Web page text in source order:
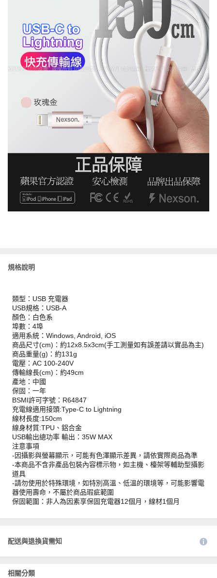
規格說明
類型：USB 充電器
USB規格：USB-A
顏色：白色系
埠數：4埠
適用系統：Windows, Android, iOS
商品尺寸(cm)：約12x8.5x3cm(手工測量如有誤差請以實品為主)
商品重量(g)：約131g
電壓：AC 100-240V
傳輸線長(cm)：約49cm
產地：中國
保固：一年
BSMI許可字號：R64847
充電線適用接頭:Type-C to Lightning
線材長度:150cm
線身材質:TPU、鋁合金
USB輸出總功率 輸出：35W MAX
注意事項
-因攝影與螢幕顯示，可能有色澤顯示差異，請依實際商品為準
-本商品不含非產品包裝內容標示物，如主機、檯架等輔助型攝影
道具
-請勿使用於特殊環境，如特別高溫、低溫的環境等，可能影響電
器使用壽命，不屬於商品瑕疵範圍
保固範圍：非人為因素享保固充電器12個月，線材1個月
配送與退換貨需知
相關分類